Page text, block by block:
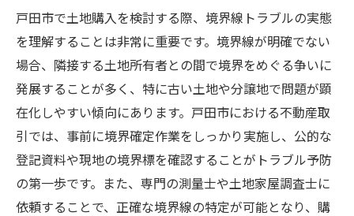
ために今すぐできる対策
戸田市の不動産専門家が教える、境界線問題を
未然に防ぐ賢い相談時期とは？
初めての戸田市土地購入でも安心！境界線問題
を避けるための完全ガイド
戸田市で土地購入を検討する際、境界線トラブルの実態
を理解することは非常に重要です。境界線が明確でない
場合、隣接する土地所有者との間で境界をめぐる争いに
発展することが多く、特に古い土地や分譲地で問題が顕
在化しやすい傾向にあります。戸田市における不動産取
引では、事前に境界確定作業をしっかり実施し、公的な
登記資料や現地の境界標を確認することがトラブル予防
の第一歩です。また、専門の測量士や土地家屋調査士に
依頼することで、正確な境界線の特定が可能となり、購